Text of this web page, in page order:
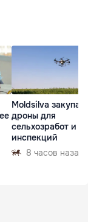
Moldsilva
дроны для
сельхозработ и
инспекций
8 часов назад